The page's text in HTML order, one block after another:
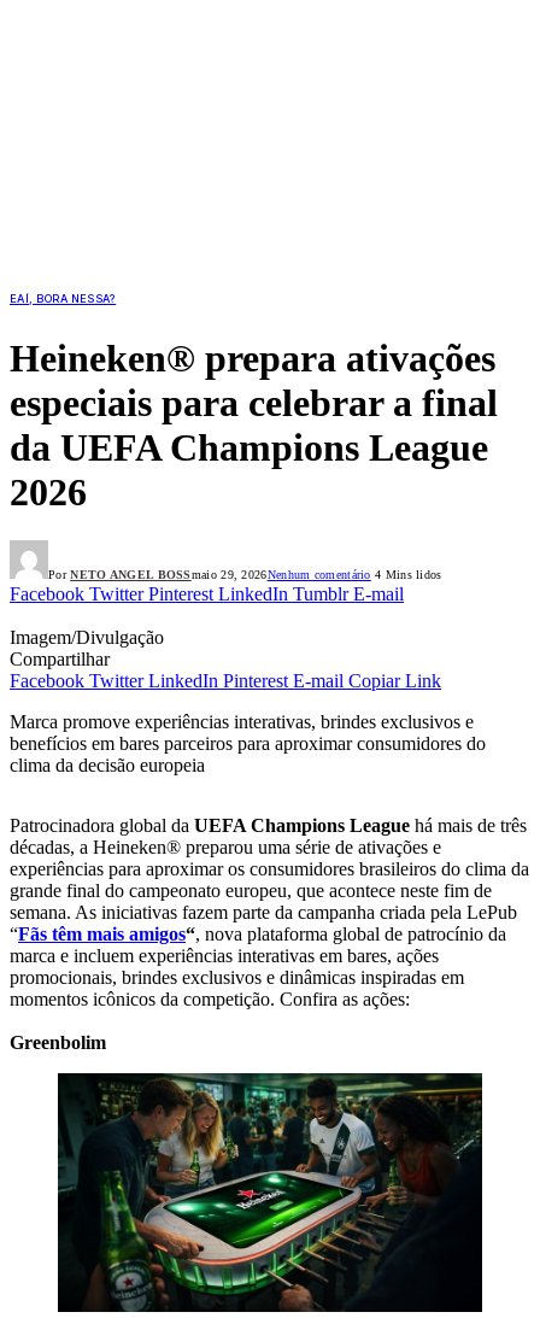
EAÍ, BORA NESSA?
Heineken® prepara ativações
especiais para celebrar a final
da UEFA Champions League
2026
Por NETO ANGEL BOSSmaio 29, 2026Nenhum comentário 4 Mins lidos
Facebook Twitter Pinterest LinkedIn Tumblr E-mail
Imagem/Divulgação
Compartilhar
Facebook Twitter LinkedIn Pinterest E-mail Copiar Link
Marca promove experiências interativas, brindes exclusivos e
benefícios em bares parceiros para aproximar consumidores do
clima da decisão europeia
Patrocinadora global da UEFA Champions League há mais de três
décadas, a Heineken® preparou uma série de ativações e
experiências para aproximar os consumidores brasileiros do clima da
grande final do campeonato europeu, que acontece neste fim de
semana. As iniciativas fazem parte da campanha criada pela LePub
“Fãs têm mais amigos“, nova plataforma global de patrocínio da
marca e incluem experiências interativas em bares, ações
promocionais, brindes exclusivos e dinâmicas inspiradas em
momentos icônicos da competição. Confira as ações:
Greenbolim